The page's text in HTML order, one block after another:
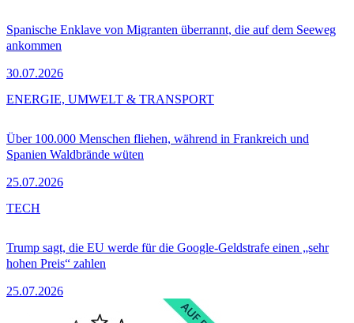
Spanische Enklave von Migranten überrannt, die auf dem Seeweg
ankommen
30.07.2026
Über 100.000 Menschen fliehen, während in Frankreich und
Spanien Waldbrände wüten
25.07.2026
ENERGIE, UMWELT & TRANSPORT
Trump sagt, die EU werde für die Google-Geldstrafe einen „sehr
hohen Preis“ zahlen
25.07.2026
TECH